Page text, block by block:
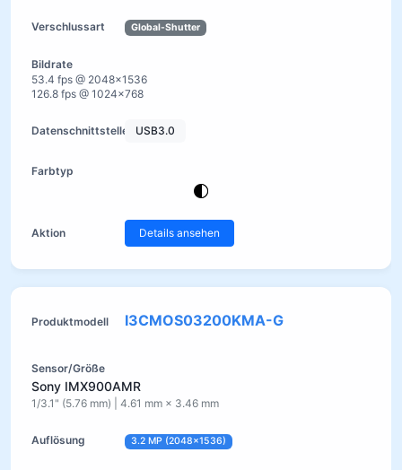
Global-Shutter
53.4 fps @ 2048×1536
126.8 fps @ 1024×768
USB3.0
Details ansehen
I3CMOS03200KMA-G
Sony IMX900AMR
1/3.1" (5.76 mm) | 4.61 mm × 3.46 mm
3.2 MP (2048×1536)